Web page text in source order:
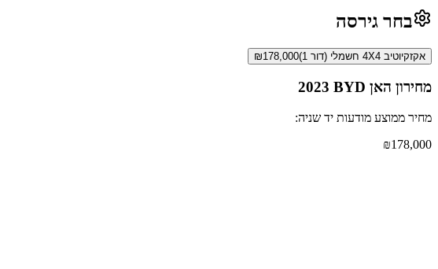
בחר גירסה
אקזקיוטיב 4X4 חשמלי (דור 1) ₪178,000
מחירון BYD האן 2023
מחיר ממוצע מודעות יד שניה:
₪178,000